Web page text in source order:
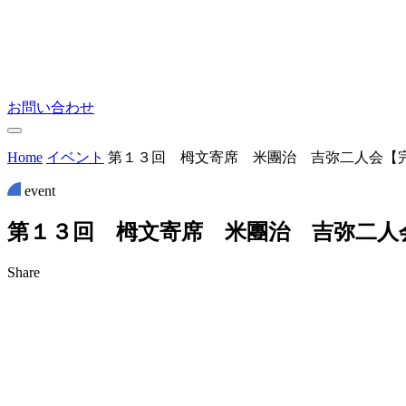
お問い合わせ
Home イベント 第１３回 栂文寄席 米團治 吉弥二人会【完
event
第 １ ３ 回 栂文寄席 米團治 吉弥二人
Share